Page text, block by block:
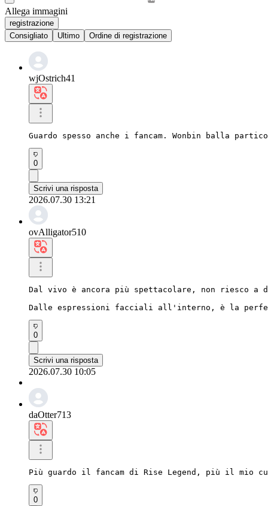
Allega immagini
registrazione
Consigliato
Ultimo Ordine di registrazione
wjOstrich41
Guardo spesso anche i fancam. Wonbin balla
0
Scrivi una risposta
2026.07.30 13:21
ovAlligator510
Dal vivo è ancora più spettacolare, non riesco a
Dalle espressioni facciali all'interno, è la
0
Scrivi una risposta
2026.07.30 10:05
daOtter713
Più guardo il fancam di Rise Legend, più il mio
0